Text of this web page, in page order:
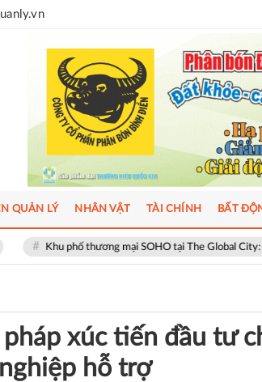
thương mại SOHO tại The Global City: Nơi bản sắc giao
QUẢN LÝ NHÂN VẬT TÀI CHÍNH BẤT
xúc tiến đầu tư
hỗ trợ